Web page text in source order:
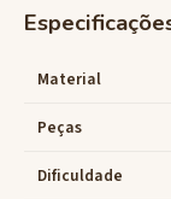
Material
Peças
Dificuldade